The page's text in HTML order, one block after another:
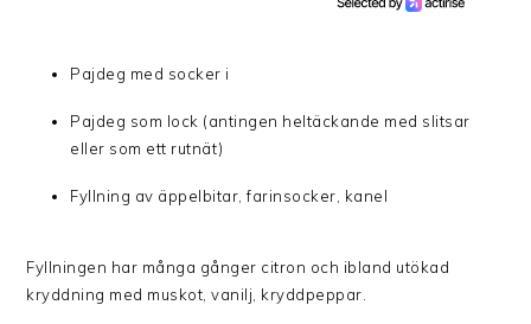
Pajdeg med socker i
Pajdeg som lock (antingen heltäckande med slitsar
eller som ett rutnät)
Fyllning av äppelbitar, farinsocker, kanel
Fyllningen har många gånger citron och ibland utökad
kryddning med muskot, vanilj, kryddpeppar.